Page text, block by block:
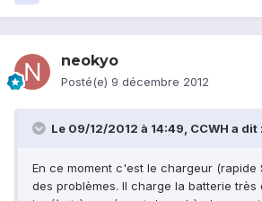
neokyo
Posté(e) 9 décembre 2012
Le 09/12/2012 à 14:49, CCWH a dit :
En ce moment c'est le chargeur (rapide
des problèmes. Il charge la batterie très